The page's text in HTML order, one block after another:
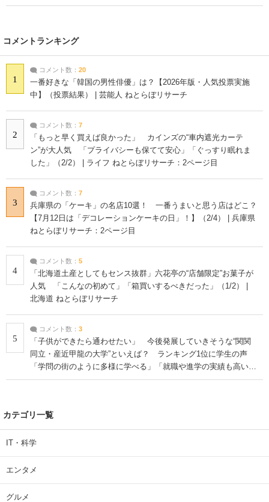
コメントランキング
1
コメント数： 20
一番好きな「韓国の男性俳優」は？【2026年版・人気投票実施
中】（投票結果） | 芸能人 ねとらぼリサーチ
2
コメント数： 7
「もっと早く買えば良かった」 カインズの“車内遮光カーテ
ン”が大人気 「プライバシーも保てて安心」「ぐっすり眠れま
した」（2/2） | ライフ ねとらぼリサーチ：2ページ目
3
コメント数： 7
兵庫県の「ケーキ」の名店10選！ 一番うまいと思う店はどこ？
【7月12日は「デコレーションケーキの日」！】（2/4） | 兵庫県
ねとらぼリサーチ：2ページ目
4
コメント数： 5
「北海道土産としてもセンス抜群」六花亭の“店舗限定”お菓子が
人気 「こんなの初めて」「箱買いするべきだった」（1/2） |
北海道 ねとらぼリサーチ
5
コメント数： 3
「子供ができたら通わせたい」 今後発展していきそうな“関関
同立・産近甲龍の大学”といえば？ ランキング1位に学生の声
「学問の街のように多様に学べる」「就職や進学の実績も高い」
| 大学 ねとらぼリサーチ
カテゴリ一覧
IT・科学
エンタメ
グルメ